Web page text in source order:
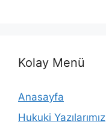
Kolay Menü
Anasayfa
Hukuki Yazılarımız